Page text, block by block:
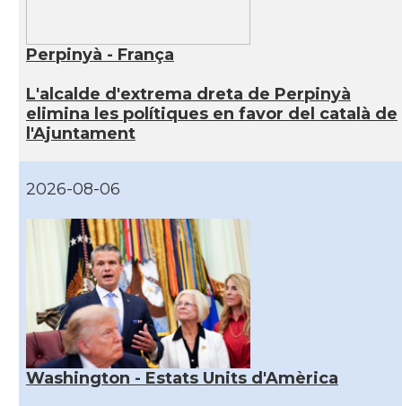
Perpinyà - França
L'alcalde d'extrema dreta de Perpinyà
elimina les polítiques en favor del català de
l'Ajuntament
2026-08-06
Washington - Estats Units d'Amèrica